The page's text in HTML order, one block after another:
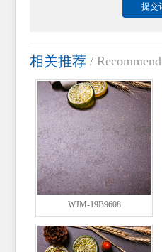
相关推荐 / Recommend
WJM-19B9608